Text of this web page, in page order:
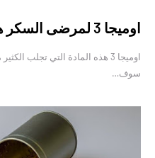
اوميجا 3 لمرضى السكر هل هو مفيد؟
اوميجا 3 هذه المادة التي تجلب
سوف…